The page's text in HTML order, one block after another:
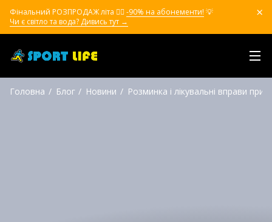
Фінальний РОЗПРОДАЖ літа ❤️‍🔥 -90% на абонементи! 💡
Чи є світло та вода? Дивись тут →
Головна Блог Новини Розминка і лікувальні вправи